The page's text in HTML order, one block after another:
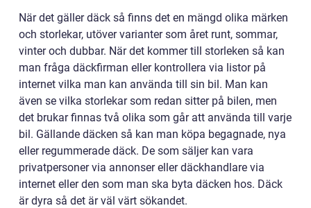
När det gäller däck så finns det en mängd olika märken
och storlekar, utöver varianter som året runt, sommar,
vinter och dubbar. När det kommer till storleken så kan
man fråga däckfirman eller kontrollera via listor på
internet vilka man kan använda till sin bil. Man kan
även se vilka storlekar som redan sitter på bilen, men
det brukar finnas två olika som går att använda till varje
bil. Gällande däcken så kan man köpa begagnade, nya
eller regummerade däck. De som säljer kan vara
privatpersoner via annonser eller däckhandlare via
internet eller den som man ska byta däcken hos. Däck
är dyra så det är väl värt sökandet.